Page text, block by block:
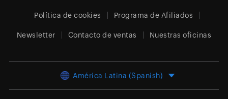
Política de cookies Programa de Afiliados
Newsletter Contacto de ventas Nuestras oficinas
América Latina (Spanish)